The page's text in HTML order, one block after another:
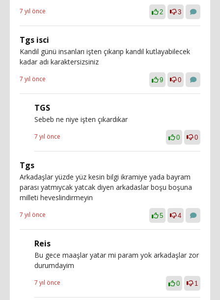
7 yıl önce 2 3
Tgs isci
Kandil günü insanları işten çıkarıp kandil kutlayabilecek
kadar adı karaktersizsiniz
7 yıl önce 9 0
TGS
Sebeb ne niye işten çıkardıkar
7 yıl önce 0 0
Tgs
Arkadaşlar yüzde yüz kesin bilgi ikramiye yada bayram
parası yatmıycak yatcak diyen arkadaslar boşu boşuna
milleti heveslindirmeyin
7 yıl önce 5 4
Reis
Bu gece maaşlar yatar mi param yok arkadaşlar zor
durumdayim
7 yıl önce 0 1